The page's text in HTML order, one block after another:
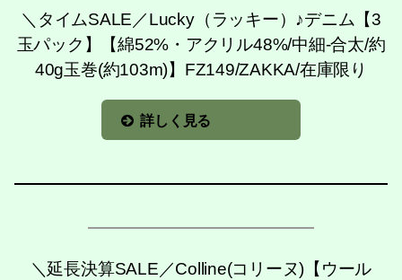
＼タイムSALE／Lucky（ラッキー）♪デニム【3
玉パック】【綿52%・アクリル48%/中細-合太/約
40g玉巻(約103m)】FZ149/ZAKKA/在庫限り
詳しく見る
＼延長決算SALE／Colline(コリーヌ)【ウール